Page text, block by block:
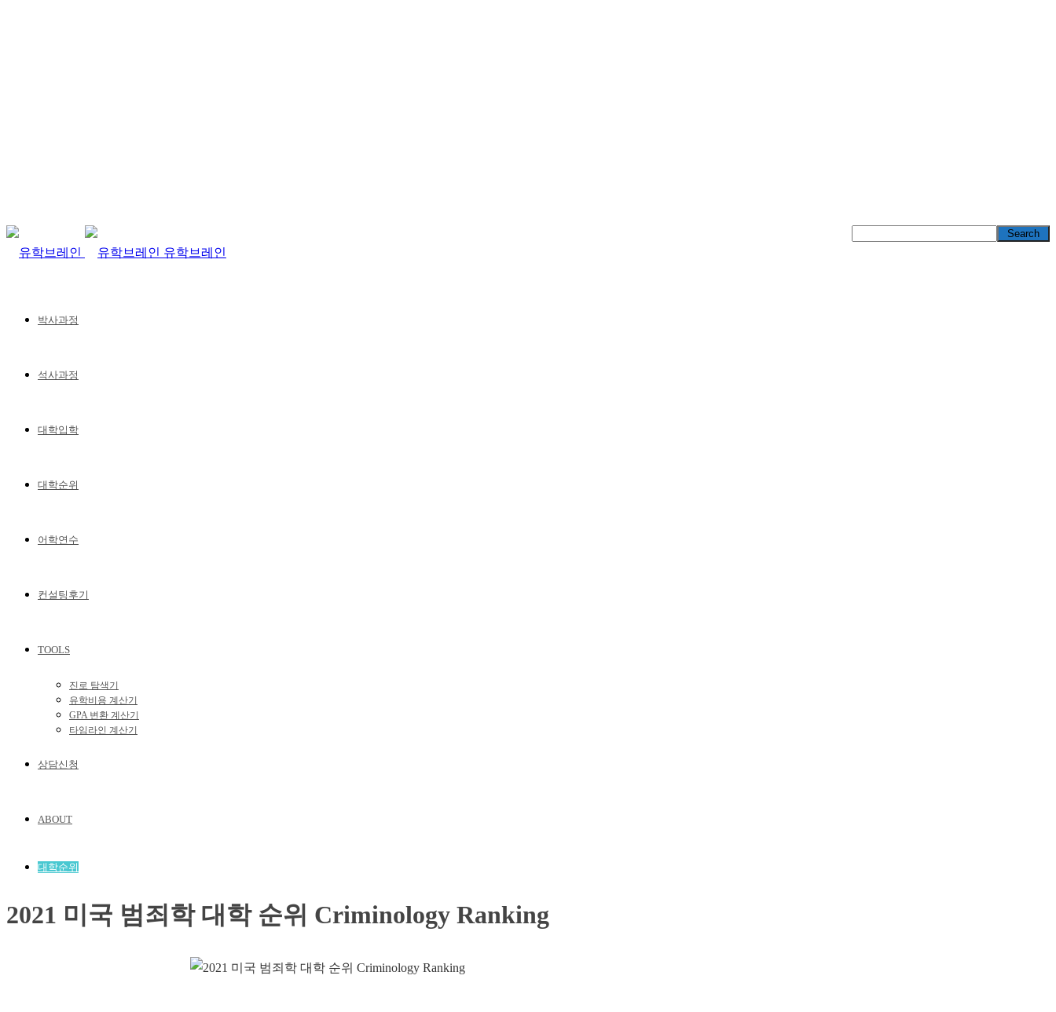
유학브레인
박사과정
석사과정
대학입학
대학순위
어학연수
컨설팅후기
TOOLS
진로 탐색기
유학비용 계산기
GPA 변환 계산기
타임라인 계산기
상담신청
ABOUT
대학순위
2021 미국 범죄학 대학 순위 Criminology Ranking